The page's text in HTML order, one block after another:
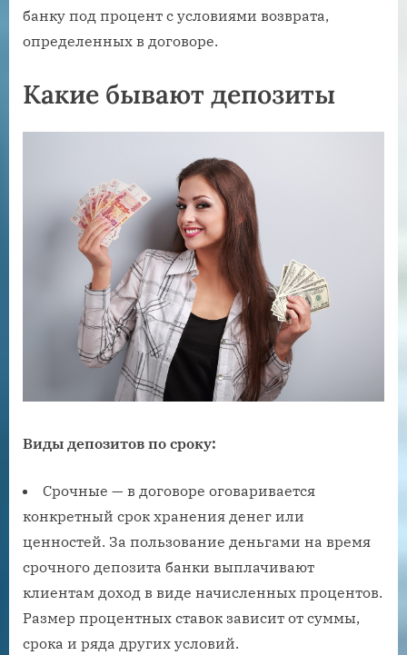
банку под процент с условиями возврата,
определенных в договоре.
Какие бывают депозиты
Виды депозитов по сроку:
Срочные — в договоре оговаривается
конкретный срок хранения денег или
ценностей. За пользование деньгами на время
срочного депозита банки выплачивают
клиентам доход в виде начисленных процентов.
Размер процентных ставок зависит от суммы,
срока и ряда других условий.